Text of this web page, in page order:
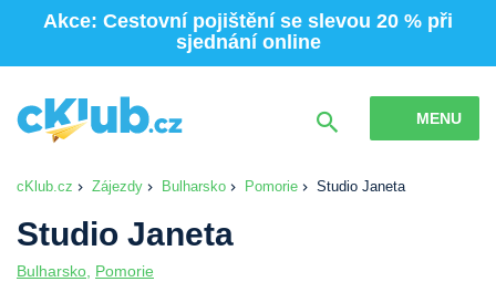
Akce: Cestovní pojištění se slevou 20 % při
sjednání online
MENU
cKlub.cz Zájezdy Bulharsko Pomorie Studio Janeta
Studio Janeta
Bulharsko Pomorie